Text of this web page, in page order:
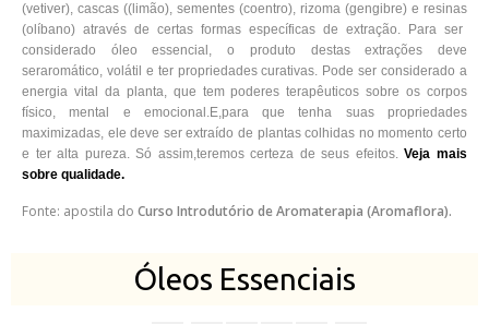
(vetiver), cascas ((limão), sementes (coentro), rizoma (gengibre) e resinas
(olíbano) através de certas formas específicas de extração. Para ser
considerado óleo essencial, o produto destas extrações deve
seraromático, volátil e ter propriedades curativas. Pode ser considerado a
energia vital da planta, que tem poderes terapêuticos sobre os corpos
físico, mental e emocional.E,para que tenha suas propriedades
maximizadas, ele deve ser extraído de plantas colhidas no momento certo
e ter alta pureza. Só assim,teremos certeza de seus efeitos.Veja mais
sobre qualidade.
Fonte: apostila do Curso Introdutório de Aromaterapia (Aromaflora).
Óleos Essenciais